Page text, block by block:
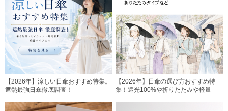
【2026年】涼しい日傘おすすめ特集。
遮熱最強日傘徹底調査！
【2026年】日傘の選び方おすすめ特
集！遮光100%や折りたたみや軽量